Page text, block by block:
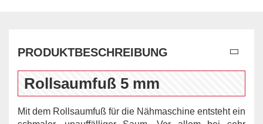
PRODUKTBESCHREIBUNG
Rollsaumfuß 5 mm
Mit dem Rollsaumfuß für die Nähmaschine entsteht ein